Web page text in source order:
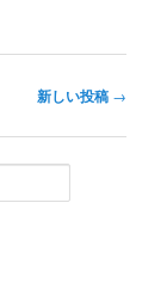
新しい投稿 →